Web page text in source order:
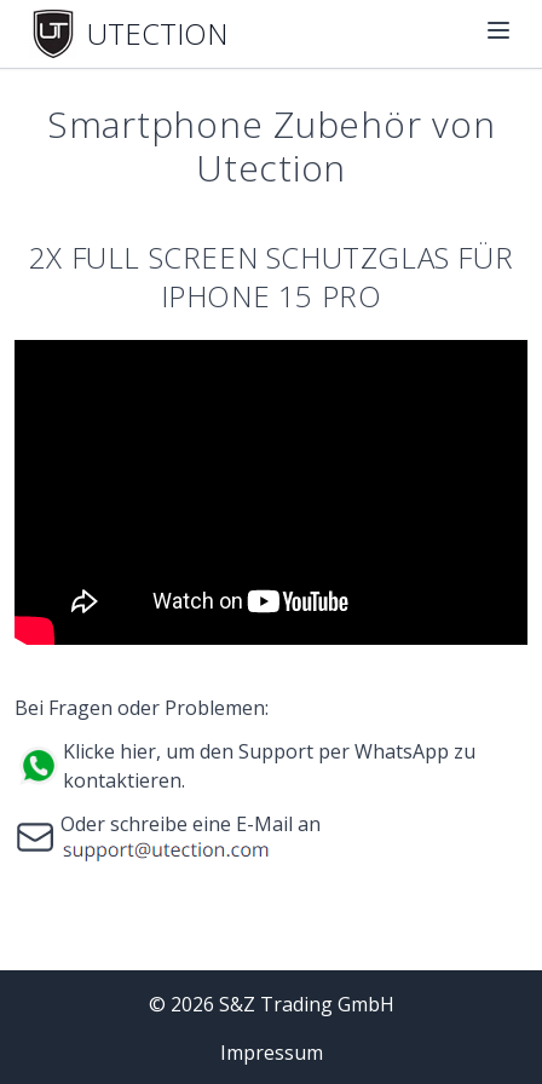
UTECTION
Smartphone Zubehör von
Utection
2X FULL SCREEN SCHUTZGLAS FÜR
IPHONE 15 PRO
Bei Fragen oder Problemen:
Klicke hier, um den Support per WhatsApp zu
kontaktieren.
Oder schreibe eine E-Mail an
© 2026 S&Z Trading GmbH
Impressum